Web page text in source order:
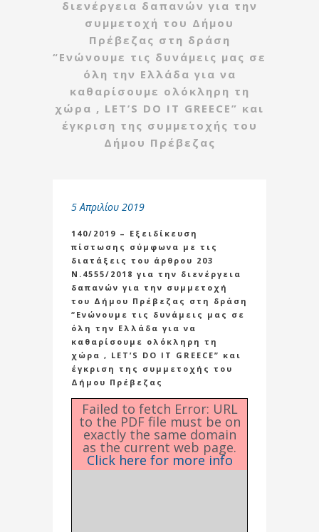
διενέργεια δαπανών για την
συμμετοχή του Δήμου
Πρέβεζας στη δράση
“Ενώνουμε τις δυνάμεις μας σε
όλη την Ελλάδα για να
καθαρίσουμε ολόκληρη τη
χώρα , LET’S DO IT GREΕCE” και
έγκριση της συμμετοχής του
Δήμου Πρέβεζας
5 Απριλίου 2019
140/2019 – Εξειδίκευση
πίστωσης σύμφωνα με τις
διατάξεις του άρθρου 203
Ν.4555/2018 για την διενέργεια
δαπανών για την συμμετοχή
του Δήμου Πρέβεζας στη δράση
“Ενώνουμε τις δυνάμεις μας σε
όλη την Ελλάδα για να
καθαρίσουμε ολόκληρη τη
χώρα , LET’S DO IT GREΕCE” και
έγκριση της συμμετοχής του
Δήμου Πρέβεζας
Failed to fetch Error: URL
to the PDF file must be on
exactly the same domain
as the current web page.
Click here for more info